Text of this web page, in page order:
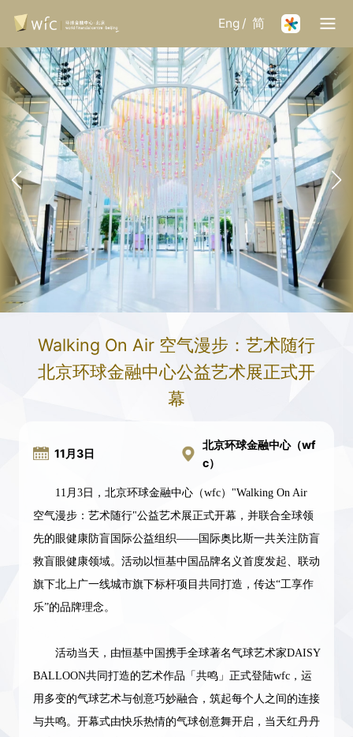
Eng / 简
Walking On Air 空气漫步：艺术随行
北京环球金融中心公益艺术展正式开
幕
11月3日
北京环球金融中心（wf
c）
11月3日，北京环球金融中心（wfc） "Walking On Air
空气漫步：艺术随行"公益艺术展正式开幕，并联合全球领
先的眼健康防盲国际公益组织——国际奥比斯一共关注防盲
救盲眼健康领域。活动 以恒基中国品牌名义首度发起、 联动
旗下北上广一线城市旗下标杆项目 共同 打造，传达“工享作
乐”的品牌理念。
活动当天，由恒基中国携手全球著名气球艺术家DAISY
BALLOON共同打造的艺术作品「共鸣」正式登陆wfc， 运
用多变的气球艺术与创意巧妙融合， 筑起每个人之间的连接
与共鸣。 开幕式由快乐热情的气球创意舞开启，当天红丹丹